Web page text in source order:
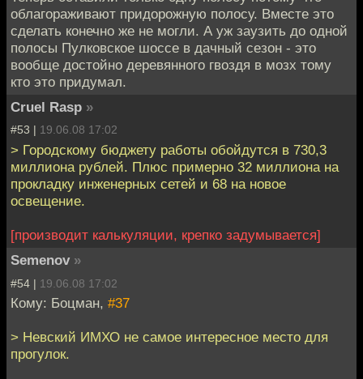
облагораживают придорожную полосу. Вместе это
сделать конечно же не могли. А уж заузить до одной
полосы Пулковское шоссе в дачный сезон - это
вообще достойно деревянного гвоздя в мозх тому
кто это придумал.
Cruel Rasp »
#53 | 19.06.08 17:02
> Городскому бюджету работы обойдутся в 730,3
миллиона рублей. Плюс примерно 32 миллиона на
прокладку инженерных сетей и 68 на новое
освещение.
[производит калькуляции, крепко задумывается]
Semenov »
#54 | 19.06.08 17:02
Кому: Боцман, #37
> Невский ИМХО не самое интересное место для
прогулок.